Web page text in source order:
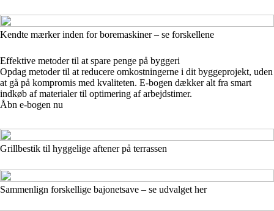
Kendte mærker inden for boremaskiner – se forskellene
Effektive metoder til at spare penge på byggeri
Opdag metoder til at reducere omkostningerne i dit byggeprojekt, uden
at gå på kompromis med kvaliteten. E-bogen dækker alt fra smart
indkøb af materialer til optimering af arbejdstimer.
Åbn e-bogen nu
Grillbestik til hyggelige aftener på terrassen
Sammenlign forskellige bajonetsave – se udvalget her